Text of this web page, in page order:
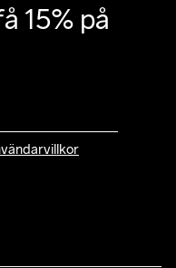
15% på